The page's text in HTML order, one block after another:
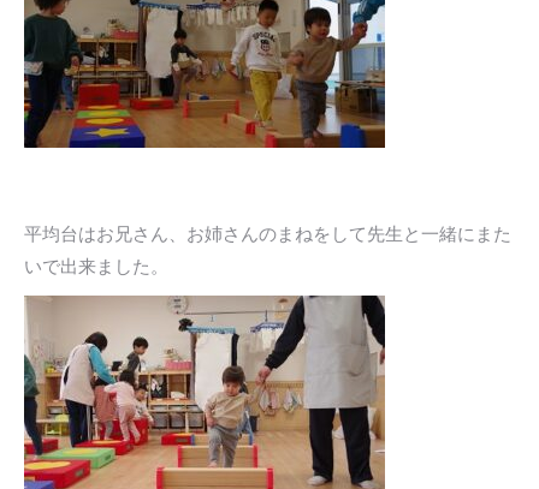
平均台はお兄さん、お姉さんのまねをして先生と一緒にまた
いで出来ました。